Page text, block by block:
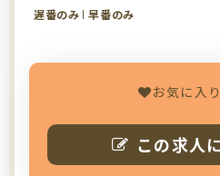
遅番のみ
早番のみ
お気に入
この求人